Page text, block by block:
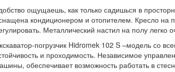
ощущаешь, как только садишься в
кондиционером и отопителем. Кресло на
Металлический настил на полу легко
погрузчик Hidromek 102 S –модель со
и проходимость. Независимое
обеспечивает возможность работать в